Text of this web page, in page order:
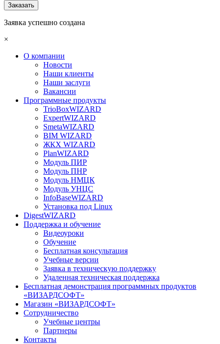
Заказать
Заявка успешно создана
×
О компании
Новости
Наши клиенты
Наши заслуги
Вакансии
Программные продукты
TrioBoxWIZARD
ExpertWIZARD
SmetaWIZARD
BIM WIZARD
ЖКХ WIZARD
PlanWIZARD
Модуль ПИР
Модуль ПНР
Модуль НМЦК
Модуль УНЦС
InfoBaseWIZARD
Установка под Linux
DigestWIZARD
Поддержка и обучение
Видеоуроки
Обучение
Бесплатная консультация
Учебные версии
Заявка в техническую поддержку
Удаленная техническая поддержка
Бесплатная демонстрация программных продуктов
«ВИЗАРДСОФТ»
Магазин «ВИЗАРДСОФТ»
Сотрудничество
Учебные центры
Партнеры
Контакты